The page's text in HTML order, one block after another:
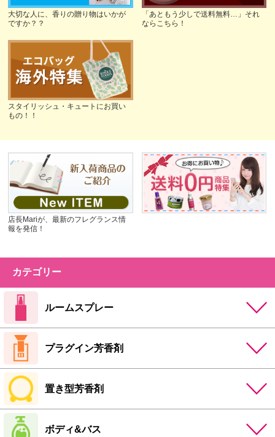
大切な人に、香りの贈り物はいかが
ですか？？
「あともう少しで送料無料…」それ
ならこちら！
スタイリッシュ・キュートにお買い
もの！！
店長Mariが、最新のフレグランス情
報を発信！
カテゴリー
ルームスプレー
プラグイン芳香剤
置き型芳香剤
ボディ&バス